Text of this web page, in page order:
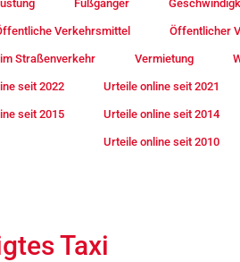
Fußgänger
Verkehrsmittel Öffentlicher
Straßenverkehr Vermietung
seit 2022 Urteile online seit 2021
seit 2015 Urteile online seit 2014
Urteile online seit 2010
Taxi